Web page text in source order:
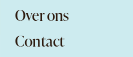
Over ons
Contact